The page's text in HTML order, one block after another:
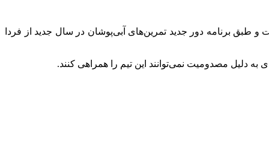
خواهد رفت و طبق برنامه دور جدید تمرین‌های آبی‌پوشان در سال جدید از فردا
دلیل مصدومیت نمی‌توانند این تیم را همراهی کنند.